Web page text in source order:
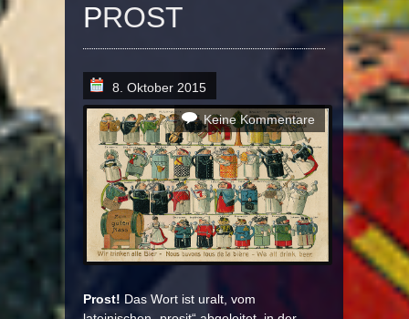
PROST
8. Oktober 2015
Keine Kommentare
Prost! Das Wort ist uralt, vom